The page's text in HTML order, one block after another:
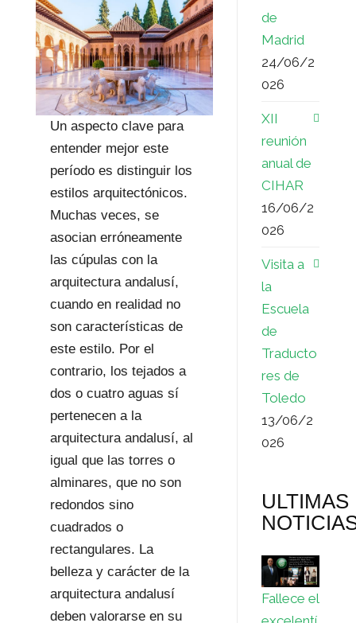
Un aspecto clave para
entender mejor este
período es distinguir los
estilos arquitectónicos.
Muchas veces, se
asocian erróneamente
las cúpulas con la
arquitectura andalusí,
cuando en realidad no
son características de
este estilo. Por el
contrario, los tejados a
dos o cuatro aguas sí
pertenecen a la
arquitectura andalusí, al
igual que las torres o
alminares, que no son
redondos sino
cuadrados o
rectangulares. La
belleza y carácter de la
arquitectura andalusí
deben valorarse en su
de
Madrid
24/06/2
026
XII
reunión
anual de
CIHAR
16/06/2
026
Visita a
la
Escuela
de
Traducto
res de
Toledo
13/06/2
026
ULTIMAS
Fallece el